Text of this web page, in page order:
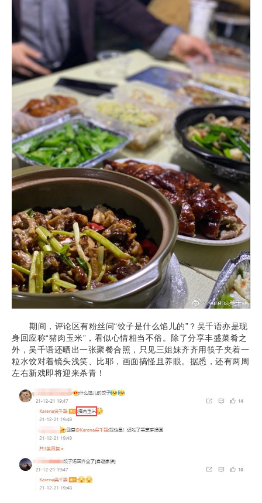
期间，评论区有粉丝问“饺子是什么馅儿的”？吴千语亦是现
身回应称“猪肉玉米”，看似心情相当不俗。除了分享丰盛菜肴之
外，吴千语还晒出一张聚餐合照，只见三姐妹齐齐用筷子夹着一
粒水饺对着镜头浅笑、比耶，画面搞怪且养眼。据悉，还有两周
左右新戏即将迎来杀青！